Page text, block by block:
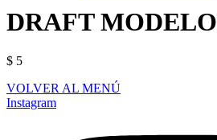
DRAFT MODELO
$ 5
VOLVER AL MENÚ
Instagram